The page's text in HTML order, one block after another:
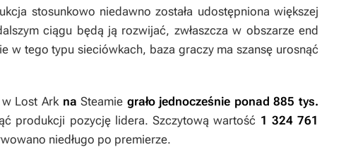
stosunkowo niedawno została udostępniona większej
ciągu będą ją rozwijać, zwłaszcza w obszarze end
w tego typu sieciówkach, baza graczy ma szansę urosnąć
w Lost Ark na Steamie grało jednocześnie ponad 885 tys.
produkcji pozycję lidera. Szczytową wartość 1 324 761
niedługo po premierze.